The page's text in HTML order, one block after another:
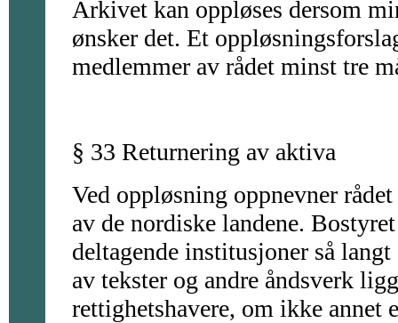
Arkivet kan oppløses dersom
ønsker det. Et
medlemmer av rådet minst tre
§ 33 Returnering av aktiva
Ved oppløsning oppnevner
av de nordiske landene.
deltagende institusjoner så
av tekster og andre åndsverk
rettighetshavere, om ikke annet